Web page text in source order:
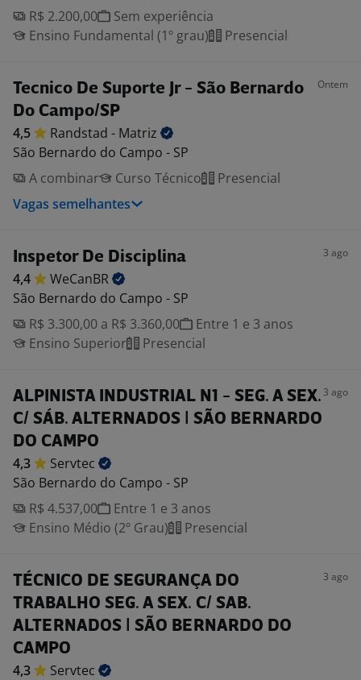
R$ 2.200,00
Sem experiência
Ensino Fundamental (1º grau)
Presencial
Tecnico De Suporte Jr - São Bernardo
Do Campo/SP
Ontem
4,5 Randstad - Matriz
São Bernardo do Campo - SP
A combinar
Curso Técnico
Presencial
Vagas semelhantes
Inspetor De Disciplina 3 ago
4,4
WeCanBR
São Bernardo do Campo - SP
R$ 3.300,00 a R$ 3.360,00
Entre 1 e 3 anos
Ensino Superior
Presencial
ALPINISTA INDUSTRIAL N1 - SEG. A SEX.
C/ SÁB. ALTERNADOS | SÃO BERNARDO
DO CAMPO
3 ago
4,3
Servtec
São Bernardo do Campo - SP
R$ 4.537,00
Entre 1 e 3 anos
Ensino Médio (2º Grau)
Presencial
TÉCNICO DE SEGURANÇA DO
TRABALHO SEG. A SEX. C/ SAB.
ALTERNADOS | SÃO BERNARDO DO
CAMPO
3 ago
4,3
Servtec